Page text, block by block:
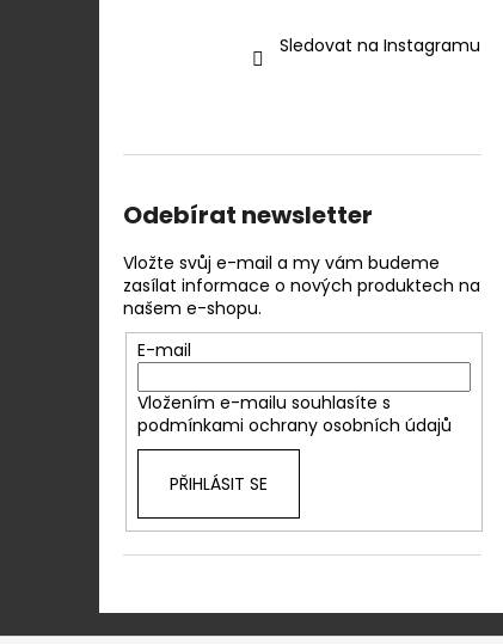
Sledovat na Instagramu
Odebírat newsletter
Vložte svůj e-mail a my vám budeme
zasílat informace o nových produktech na
našem e-shopu.
E-mail
Vložením e-mailu souhlasíte s
podmínkami ochrany osobních údajů
PŘIHLÁSIT SE